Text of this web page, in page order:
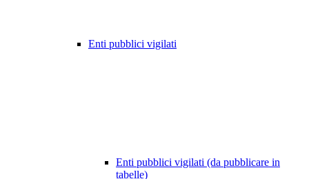
Enti pubblici vigilati
Enti pubblici vigilati (da pubblicare in
tabelle)